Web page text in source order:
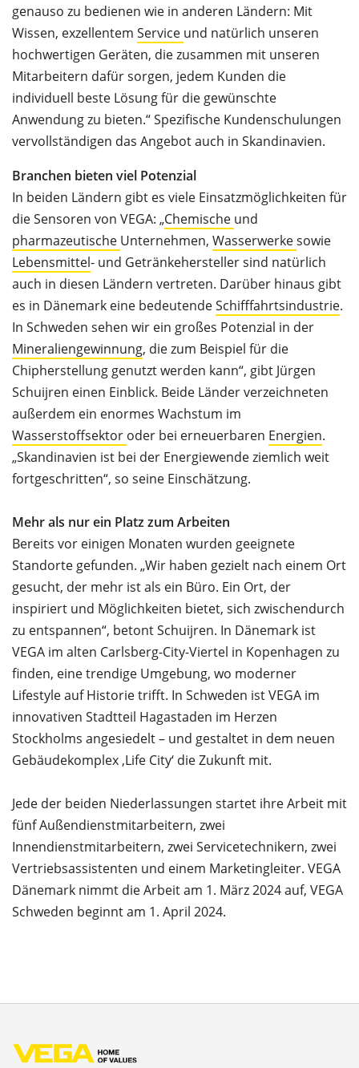
genauso zu bedienen wie in anderen Ländern: Mit
Wissen, exzellentem Service und natürlich unseren
hochwertigen Geräten, die zusammen mit unseren
Mitarbeitern dafür sorgen, jedem Kunden die
individuell beste Lösung für die gewünschte
Anwendung zu bieten.“ Spezifische Kundenschulungen
vervollständigen das Angebot auch in Skandinavien.
Branchen bieten viel Potenzial
In beiden Ländern gibt es viele Einsatzmöglichkeiten für
die Sensoren von VEGA: „Chemische und
pharmazeutische Unternehmen, Wasserwerkesowie
Lebensmittel- und Getränkehersteller sind natürlich
auch in diesen Ländern vertreten. Darüber hinaus gibt
es in Dänemark eine bedeutendeSchifffahrtsindustrie.
In Schweden sehen wir ein großes Potenzial in der
Mineraliengewinnung, die zum Beispiel für die
Chipherstellung genutzt werden kann“, gibt Jürgen
Schuijren einen Einblick. Beide Länder verzeichneten
außerdem ein enormes Wachstum im
Wasserstoffsektor oder bei erneuerbaren Energien.
„Skandinavien ist bei der Energiewende ziemlich weit
fortgeschritten“, so seine Einschätzung.
Mehr als nur ein Platz zum Arbeiten
Bereits vor einigen Monaten wurden geeignete
Standorte gefunden. „Wir haben gezielt nach einem Ort
gesucht, der mehr ist als ein Büro. Ein Ort, der
inspiriert und Möglichkeiten bietet, sich zwischendurch
zu entspannen“, betont Schuijren. In Dänemark ist
VEGA im alten Carlsberg-City-Viertel in Kopenhagen zu
finden, eine trendige Umgebung, wo moderner
Lifestyle auf Historie trifft. In Schweden ist VEGA im
innovativen Stadtteil Hagastaden im Herzen
Stockholms angesiedelt – und gestaltet in dem neuen
Gebäudekomplex ‚Life City‘ die Zukunft mit.
Jede der beiden Niederlassungen startet ihre Arbeit mit
fünf Außendienstmitarbeitern, zwei
Innendienstmitarbeitern, zwei Servicetechnikern, zwei
Vertriebsassistenten und einem Marketingleiter. VEGA
Dänemark nimmt die Arbeit am 1. März 2024 auf, VEGA
Schweden beginnt am 1. April 2024.